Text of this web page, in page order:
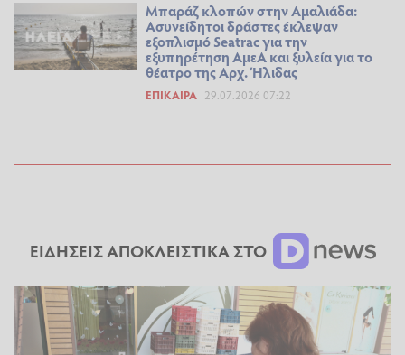
Μπαράζ κλοπών στην Αμαλιάδα:
Ασυνείδητοι δράστες έκλεψαν
εξοπλισμό Seatrac για την
εξυπηρέτηση ΑμεΑ και ξυλεία για το
θέατρο της Αρχ. Ήλιδας
ΕΠΊΚΑΙΡΑ 29.07.2026 07:22
ΕΙΔΗΣΕΙΣ ΑΠΟΚΛΕΙΣΤΙΚΑ ΣΤΟ